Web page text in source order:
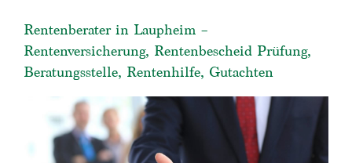
Rentenberater in Laupheim –
Rentenversicherung, Rentenbescheid Prüfung,
Beratungsstelle, Rentenhilfe, Gutachten